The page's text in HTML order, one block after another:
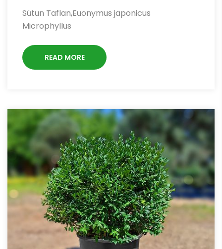
Sütun Taflan,Euonymus japonicus
Microphyllus
READ MORE